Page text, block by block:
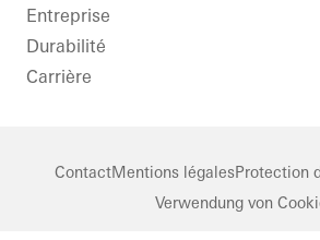
Entreprise
Durabilité
Carrière
ContactMentions légalesProtection
Verwendung von